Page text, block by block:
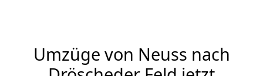
Umzüge von Neuss nach